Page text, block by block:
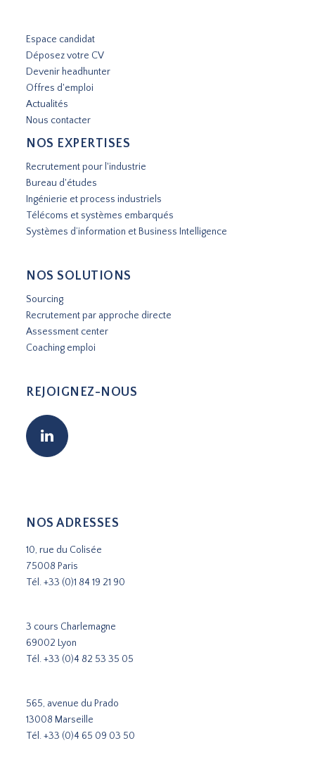
Espace candidat
Déposez votre CV
Devenir headhunter
Offres d'emploi
Actualités
Nous contacter
NOS EXPERTISES
Recrutement pour l'industrie
Bureau d'études
Ingénierie et process industriels
Télécoms et systèmes embarqués
Systèmes d’information et Business Intelligence
NOS SOLUTIONS
Sourcing
Recrutement par approche directe
Assessment center
Coaching emploi
REJOIGNEZ-NOUS
NOS ADRESSES
10, rue du Colisée
75008 Paris
Tél.+33 (0)1 84 19 21 90
3 cours Charlemagne
69002 Lyon
Tél.+33 (0)4 82 53 35 05
565, avenue du Prado
13008 Marseille
Tél.+33 (0)4 65 09 03 50